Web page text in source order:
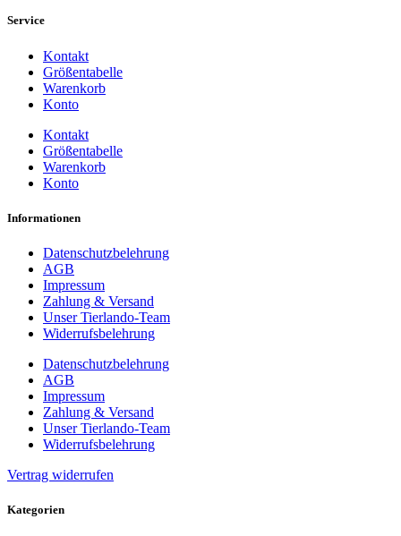
Service
Kontakt
Größentabelle
Warenkorb
Konto
Kontakt
Größentabelle
Warenkorb
Konto
Informationen
Datenschutzbelehrung
AGB
Impressum
Zahlung & Versand
Unser Tierlando-Team
Widerrufsbelehrung
Datenschutzbelehrung
AGB
Impressum
Zahlung & Versand
Unser Tierlando-Team
Widerrufsbelehrung
Vertrag widerrufen
Kategorien